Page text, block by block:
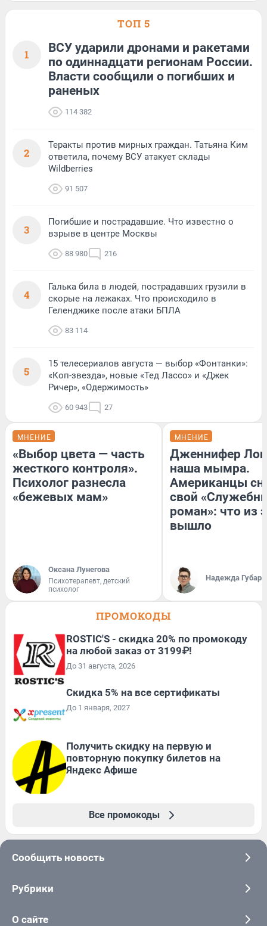
ТОП 5
1
ВСУ ударили дронами и ракетами
по одиннадцати регионам России.
Власти сообщили о погибших и
раненых
114 382
2
Теракты против мирных граждан. Татьяна Ким
ответила, почему ВСУ атакует склады
Wildberries
91 507
3
Погибшие и пострадавшие. Что известно о
взрыве в центре Москвы
88 980 216
4
Галька била в людей, пострадавших грузили в
скорые на лежаках. Что происходило в
Геленджике после атаки БПЛА
83 114
5
15 телесериалов августа — выбор «Фонтанки»:
«Коп-звезда», новые «Тед Лассо» и «Джек
Ричер», «Одержимость»
60 943 27
МНЕНИЕ
«Выбор цвета — часть
жесткого контроля».
Психолог разнесла
«бежевых мам»
Оксана Лунегова
Психотерапевт, детский
психолог
МНЕНИЕ
Дженнифер
наша мымра.
Американцы
свой
роман»: что из
вышло
Надежда Губарь
ПРОМОКОДЫ
ROSTIC'S - скидка 20% по промокоду
на любой заказ от 3199₽!
До 31 августа, 2026
Скидка 5% на все сертификаты
До 1 января, 2027
Получить скидку на первую и
повторную покупку билетов на
Яндекс Афише
Все промокоды
Сообщить новость
Рубрики
О сайте